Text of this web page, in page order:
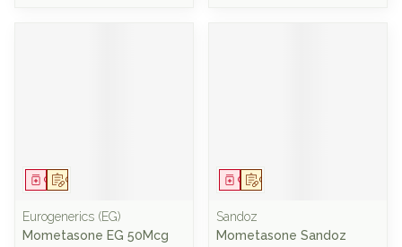
Op voorschrift
Geneesmiddel
Eurogenerics (EG)
Mometasone EG 50Mcg
Op voorschrift
Geneesmiddel
Sandoz
Mometasone Sandoz